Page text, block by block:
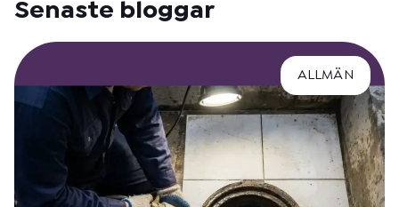
Senaste bloggar
ALLMÄN